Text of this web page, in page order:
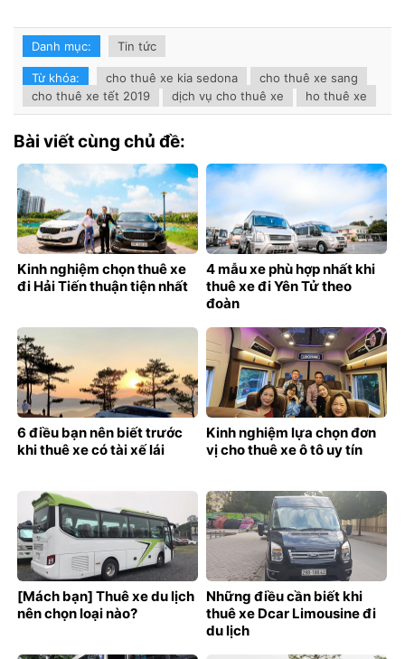
Danh mục: Tin tức
Từ khóa: cho thuê xe kia sedona
cho thuê xe sang
cho thuê xe tết 2019
dịch vụ cho thuê xe ho thuê xe
Bài viết cùng chủ đề:
Kinh nghiệm chọn thuê xe
đi Hải Tiến thuận tiện nhất
4 mẫu xe phù hợp nhất khi
thuê xe đi Yên Tử theo
đoàn
6 điều bạn nên biết trước
khi thuê xe có tài xế lái
Kinh nghiệm lựa chọn đơn
vị cho thuê xe ô tô uy tín
[Mách bạn] Thuê xe du lịch
nên chọn loại nào?
Những điều cần biết khi
thuê xe Dcar Limousine đi
du lịch